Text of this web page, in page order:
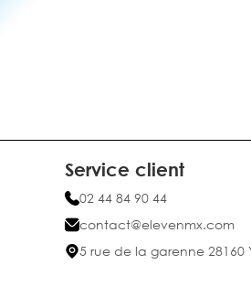
Service client
02 44 84 90 44
contact@elevenmx.com
5 rue de la garenne 28160